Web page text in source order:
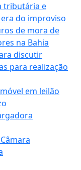
tributária e
do improviso
de mora de
na Bahia
discutir
para realização
em leilão